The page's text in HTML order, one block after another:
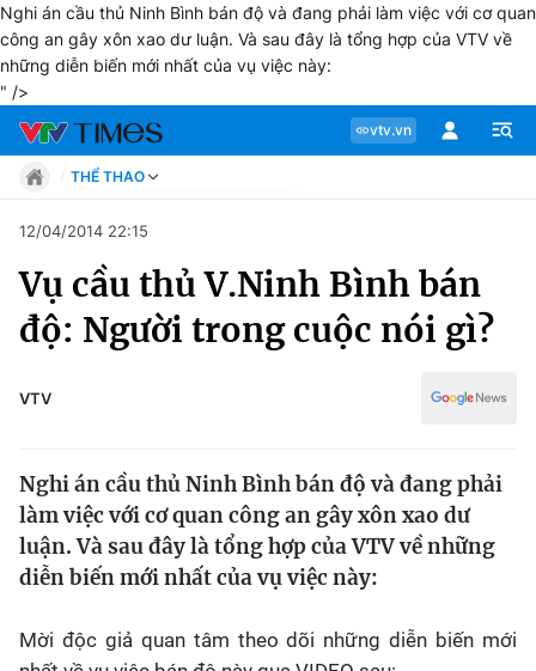
Nghi án cầu thủ Ninh Bình bán độ và đang phải làm việc với cơ quan
công an gây xôn xao dư luận. Và sau đây là tổng hợp của VTV về
những diễn biến mới nhất của vụ việc này:
" />
vtv.vn
Chuyên mục
Tin tức
Phong cách
Chân dung
THỂ THAO
Move
Phong cách
Sự kiện
Bên lề
12/04/2014 22:15
Vụ cầu thủ V.Ninh Bình bán
độ: Người trong cuộc nói gì?
VTV
Nghi án cầu thủ Ninh Bình bán độ và đang phải
làm việc với cơ quan công an gây xôn xao dư
luận. Và sau đây là tổng hợp của VTV về những
diễn biến mới nhất của vụ việc này:
Mời độc giả quan tâm theo dõi những diễn biến mới